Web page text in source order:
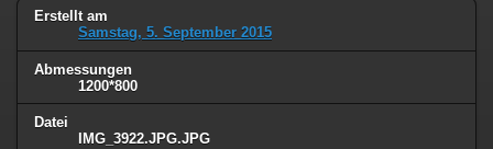
Erstellt am
Samstag, 5. September 2015
Abmessungen
1200*800
Datei
IMG_3922.JPG.JPG